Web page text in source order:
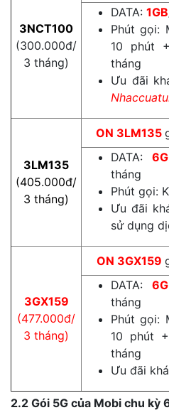
3NCT100
(300.000đ/
3 tháng)
DATA: 1GB
Phút gọi:
10 phút
tháng
Ưu đãi
3LM135
(405.000đ/
3 tháng)
ON 3LM135
DATA:
tháng
Phút gọi:
Ưu đãi
sử dụng
3GX159
(477.000đ/
3 tháng)
ON 3GX159
DATA:
tháng
Phút gọi:
10 phút
tháng
Ưu đãi
2.2 Gói 5G của Mobi chu kỳ